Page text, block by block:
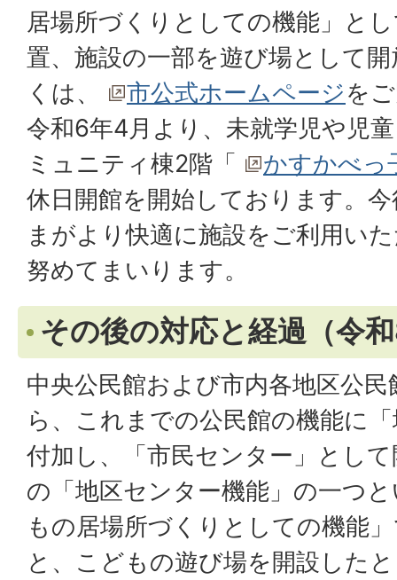
居場所づくりとしての機能」と
置、施設の一部を遊び場として
くは、
市公式ホームページを
令和6年4月より、未就学児や児
ミュニティ棟2階「
かすかべっ
休日開館を開始しております。
まがより快適に施設をご利用い
努めてまいります。
その後の対応と経過（令
中央公民館および市内各地区公
ら、これまでの公民館の機能に
付加し、「市民センター」とし
の「地区センター機能」の一つ
もの居場所づくりとしての機能
と、こどもの遊び場を開設した